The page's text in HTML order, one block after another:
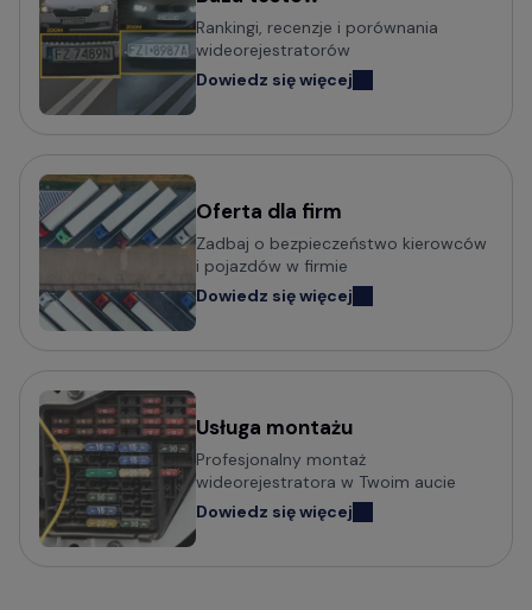
Rankingi, recenzje i porównania
wideorejestratorów
Dowiedz się więcej
Oferta dla firm
Zadbaj o bezpieczeństwo kierowców
i pojazdów w firmie
Dowiedz się więcej
Usługa montażu
Profesjonalny montaż
wideorejestratora w Twoim aucie
Dowiedz się więcej